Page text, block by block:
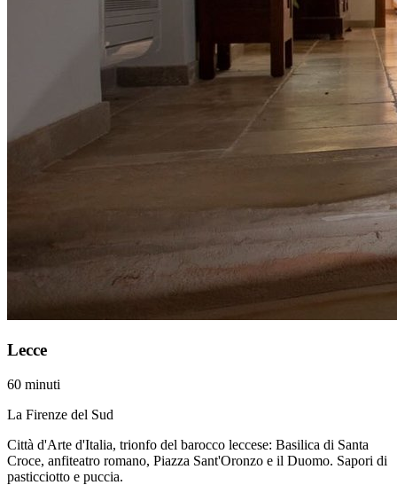
Lecce
60 minuti
La Firenze del Sud
Città d'Arte d'Italia, trionfo del barocco leccese: Basilica di Santa
Croce, anfiteatro romano, Piazza Sant'Oronzo e il Duomo. Sapori di
pasticciotto e puccia.